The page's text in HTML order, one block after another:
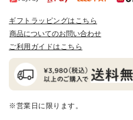
ギフトラッピングはこちら
商品についてのお問い合わせ
ご利用ガイドはこちら
※営業日に限ります。